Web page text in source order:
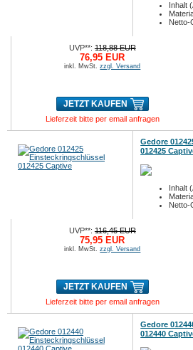
Inhalt
Netto-
UVP**:118,88 EUR
76,95 EUR
inkl. MwSt.zzgl. Versand
JETZT KAUFEN
Lieferzeit bitte per email anfragen
Gedore
012425
Inhalt
Netto-
UVP**:116,45 EUR
75,95 EUR
inkl. MwSt.zzgl. Versand
JETZT KAUFEN
Lieferzeit bitte per email anfragen
Gedore
012440